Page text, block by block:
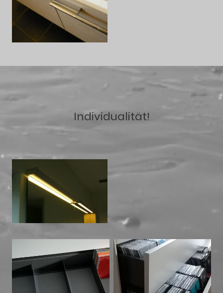
Individualität!